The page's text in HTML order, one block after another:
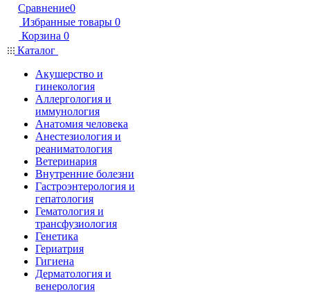
Сравнение0
Избранные товары 0
Корзина 0
Каталог
Акушерство и
гинекология
Аллергология и
иммунология
Анатомия человека
Анестезиология и
реаниматология
Ветеринария
Внутренние болезни
Гастроэнтерология и
гепатология
Гематология и
трансфузиология
Генетика
Гериатрия
Гигиена
Дерматология и
венерология